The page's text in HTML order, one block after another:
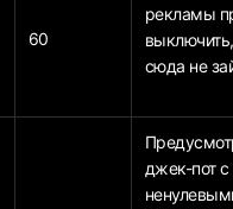
60
рекламы
сюда не
джек-пот с